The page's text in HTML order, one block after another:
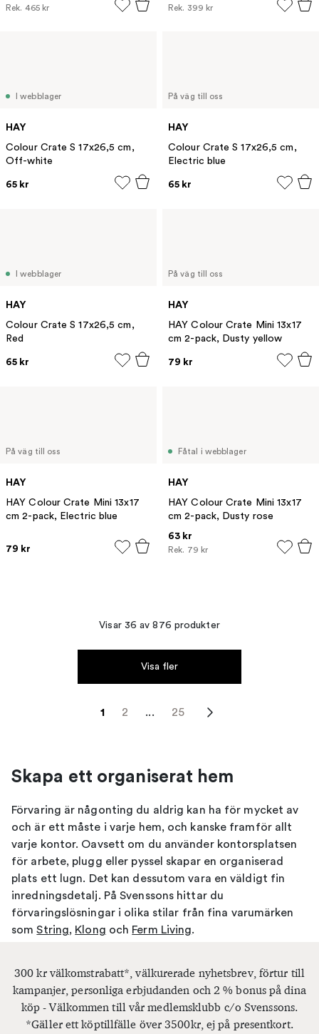
Rek. 465 kr Rek. 399 kr
I webblager
HAY
Colour Crate S 17x26,5 cm,
Off-white
65 kr
På väg till oss
HAY
Colour Crate S 17x26,5 cm,
Electric blue
65 kr
I webblager
HAY
Colour Crate S 17x26,5 cm,
Red
65 kr
På väg till oss
HAY
HAY Colour Crate Mini 13x17
cm 2-pack, Dusty yellow
79 kr
På väg till oss
HAY
HAY Colour Crate Mini 13x17
cm 2-pack, Electric blue
79 kr
Fåtal i webblager
HAY
HAY Colour Crate Mini 13x17
cm 2-pack, Dusty rose
63 kr
Rek. 79 kr
Visar 36 av 876 produkter
Visa fler
1 2 ... 25
Skapa ett organiserat hem
Förvaring är någonting du aldrig kan ha för mycket av
och är ett måste i varje hem, och kanske framför allt
varje kontor. Oavsett om du använder kontorsplatsen
för arbete, plugg eller pyssel skapar en organiserad
plats ett lugn. Det kan dessutom vara en väldigt fin
inredningsdetalj. På Svenssons hittar du
förvaringslösningar i olika stilar från fina varumärken
somString, Klong och Ferm Living.
Förvaring fungerar många gånger för att dölja saker
som du inte vill ska stöka ner ditt hem, men det
behöver inte alltid handla om tråkiga förvaringslådor
300 kr välkomstrabatt*, välkurerade nyhetsbrev, förtur till
kampanjer, personliga erbjudanden och 2 % bonus på dina
köp - Välkommen till vår medlemsklubb c/o Svenssons.
*Gäller ett köptillfälle över 3500kr, ej på presentkort.